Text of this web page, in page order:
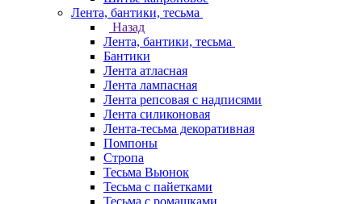
Лента, бантики, тесьма
Назад
Лента, бантики, тесьма
Бантики
Лента атласная
Лента лампасная
Лента репсовая с надписями
Лента силиконовая
Лента-тесьма декоративная
Помпоны
Стропа
Тесьма Вьюнок
Тесьма с пайетками
Тесьма с ромашками